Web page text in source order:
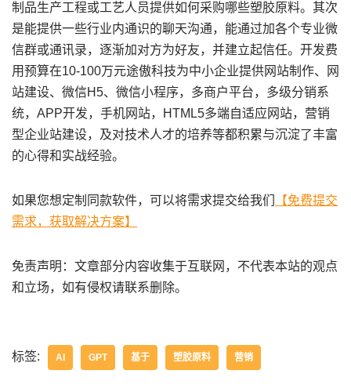
制品生产工程或工艺人员提供如何采购哪些塑胶原料。其次
是能提供一些行业内通识的聊天沟通，能通过加各个专业微
信群或通讯录，逐渐加对方为好友，并建立起信任。开发费
用预算在10-100万元途傲科技为中小企业提供网站制作、网
站建设、微信H5、微信小程序，多商户平台，多级分销系
统，APP开发，手机网站，HTML5多端自适应网站，营销
型企业站建设，及对技术人才的培养等都积累与沉淀了丰富
的心得和实战经验。
如果您想定制同款软件，可以将需求提交给我们
【免费提交
需求，获取解决方案】
免责声明：文章部分内容收集于互联网，不代表本站的观点
和立场，如有侵权请联系删除。
标签: AI GPT 基于 塑胶原料 营销